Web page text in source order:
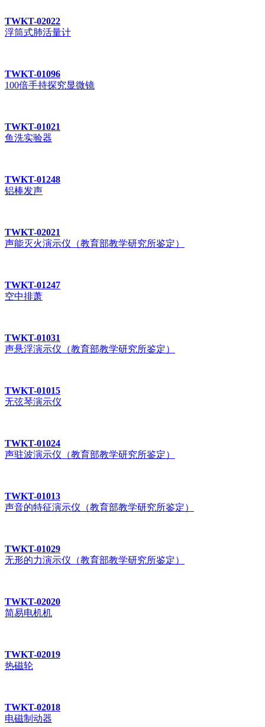
TWKT-02022
浮筒式肺活量计
TWKT-01096
100倍手持探究显微镜
TWKT-01021
鱼洗实验器
TWKT-01248
铝棒发声
TWKT-02021
声能灭火演示仪（教育部教学研究所鉴定）
TWKT-01247
空中排萧
TWKT-01031
声悬浮演示仪（教育部教学研究所鉴定）
TWKT-01015
无弦琴演示仪
TWKT-01024
声驻波演示仪（教育部教学研究所鉴定）
TWKT-01013
声音的特征演示仪（教育部教学研究所鉴定）
TWKT-01029
无形的力演示仪（教育部教学研究所鉴定）
TWKT-02020
简易电机机
TWKT-02019
热磁轮
TWKT-02018
电磁制动器